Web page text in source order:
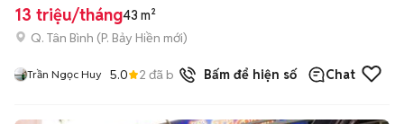
13 triệu/tháng43 m²
Q. Tân Bình (P. Bảy Hiền mới)
Trần Ngọc Huy 5.0 2 đã bán Bấm để hiện số Chat